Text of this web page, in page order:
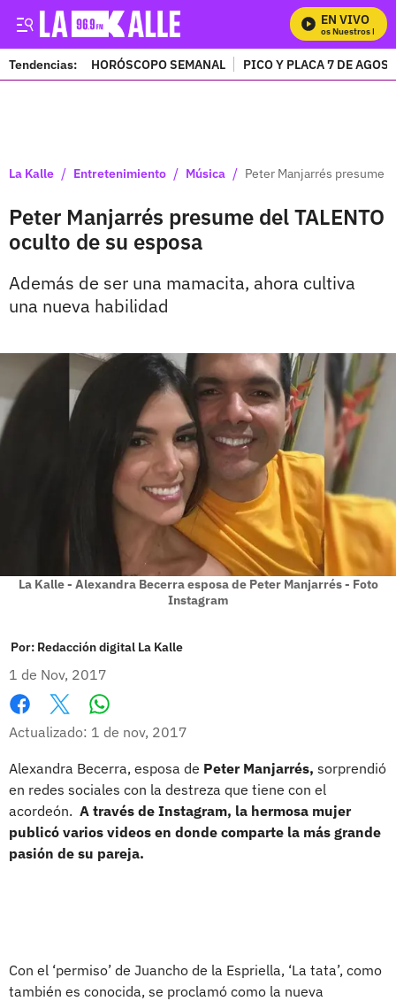
EN VIVO
Mira Todos Nuestros
Tendencias: HORÓSCOPO SEMANAL PICO Y PLACA 7 DE
La Kalle / Entretenimiento / Música / Peter Manjarrés presume
Peter Manjarrés presume del TALENTO
oculto de su esposa
Además de ser una mamacita, ahora cultiva
una nueva habilidad
La Kalle - Alexandra Becerra esposa de Peter Manjarrés - Foto
Instagram
Por: Redacción digital La Kalle
1 de Nov, 2017
Facebook
X
Actualizado: 1 de nov, 2017
Alexandra Becerra, esposa de Peter Manjarrés, sorprendió
en redes sociales con la destreza que tiene con el
acordeón. A través de Instagram, la hermosa mujer
publicó varios videos en donde comparte la más grande
pasión de su pareja.
Con el ‘permiso’ de Juancho de la Espriella, ‘La tata’, como
también es conocida, se proclamó como la nueva